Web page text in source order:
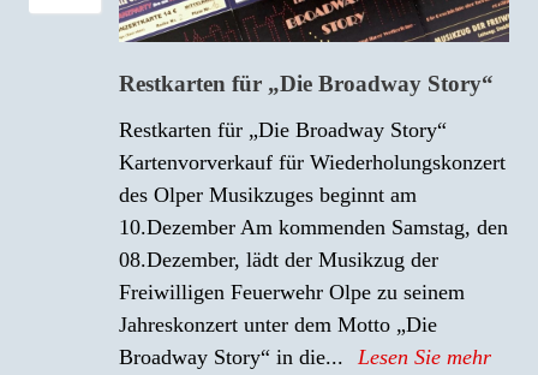
Restkarten für „Die Broadway Story“
Restkarten für „Die Broadway Story“
Kartenvorverkauf für Wiederholungskonzert
des Olper Musikzuges beginnt am
10.Dezember Am kommenden Samstag, den
08.Dezember, lädt der Musikzug der
Freiwilligen Feuerwehr Olpe zu seinem
Jahreskonzert unter dem Motto „Die
Broadway Story“ in die...
Lesen Sie mehr